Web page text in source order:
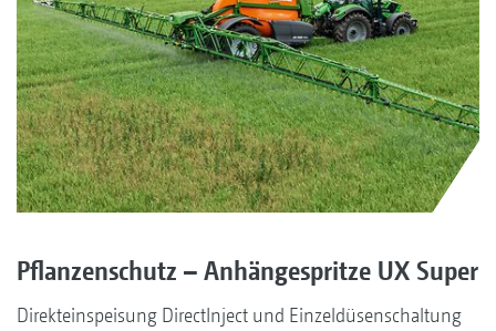
Pflanzenschutz – Anhängespritze UX Super
Direkteinspeisung DirectInject und Einzeldüsenschaltung